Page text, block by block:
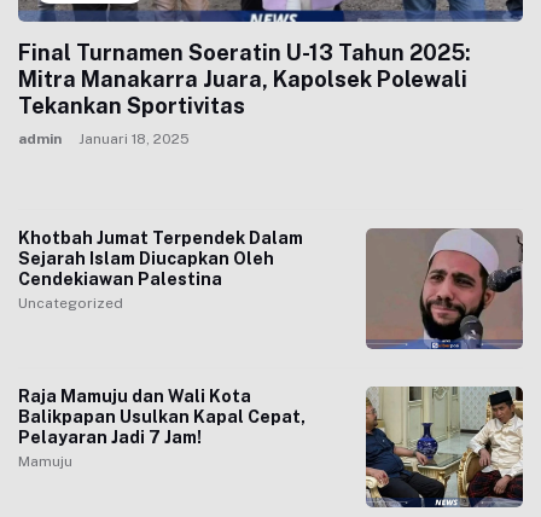
Khotbah Jumat Terpendek Dalam
Sejarah Islam Diucapkan Oleh
Cendekiawan Palestina
Uncategorized
Raja Mamuju dan Wali Kota
Balikpapan Usulkan Kapal Cepat,
Pelayaran Jadi 7 Jam!
Mamuju
Final Turnamen Soeratin U-13 Tahun 2025:
Mitra Manakarra Juara, Kapolsek Polewali
Tekankan Sportivitas
admin Januari 18, 2025